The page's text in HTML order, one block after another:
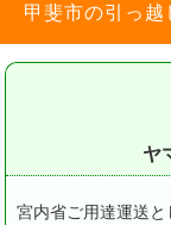
甲斐市の引っ越
ヤ
宮内省ご用達運送と